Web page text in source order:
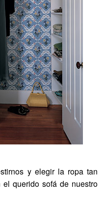
y elegir la ropa tan
querido sofá de nuestro